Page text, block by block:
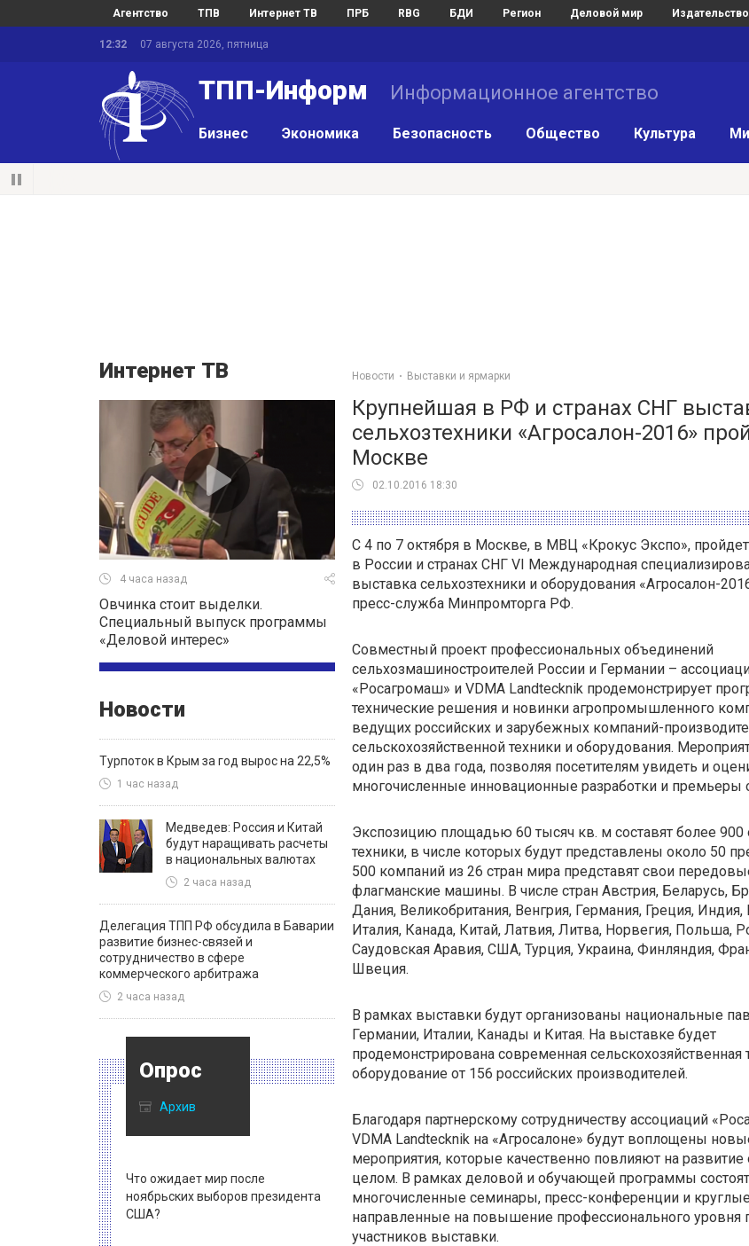
Агентство ТПВ Интернет ТВ ПРБ RBG БДИ Регион Деловой мир Издательство
12:32 07 августа 2026, пятница
ТПП-Информ Информационное агентство
Бизнес Экономика Безопасность Общество Культура
Интернет ТВ
4 часа назад
Овчинка стоит выделки.
Специальный выпуск программы
«Деловой интерес»
Новости
Турпоток в Крым за год вырос на 22,5%
1 час назад
Медведев: Россия и Китай
будут наращивать расчеты
в национальных валютах
2 часа назад
Делегация ТПП РФ обсудила в Баварии
развитие бизнес-связей и
сотрудничество в сфере
коммерческого арбитража
2 часа назад
Опрос
Архив
Что ожидает мир после
ноябрьских выборов президента
США?
Новости Выставки и ярмарки
Крупнейшая в РФ и странах СНГ
сельхозтехники «Агросалон-2016»
Москве
02.10.2016 18:30
С 4 по 7 октября в Москве, в МВЦ «Крокус Экспо»,
в России и странах СНГ VI Международная
выставка сельхозтехники и оборудования «Агросалон-
пресс-служба Минпромторга РФ.
Совместный проект профессиональных объединений
сельхозмашиностроителей России и Германии –
«Росагромаш» и VDMA Landtecknik продемонстрирует
технические решения и новинки агропромышленного
ведущих российских и зарубежных компаний-
сельскохозяйственной техники и оборудования.
один раз в два года, позволяя посетителям увидеть и
многочисленные инновационные разработки и премьеры
Экспозицию площадью 60 тысяч кв. м составят более 900
техники, в числе которых будут представлены около 50
500 компаний из 26 стран мира представят свои
флагманские машины. В числе стран Австрия, Беларусь,
Дания, Великобритания, Венгрия, Германия, Греция, Индия,
Италия, Канада, Китай, Латвия, Литва, Норвегия, Польша,
Саудовская Аравия, США, Турция, Украина, Финляндия,
Швеция.
В рамках выставки будут организованы национальные
Германии, Италии, Канады и Китая. На выставке будет
продемонстрирована современная сельскохозяйственная
оборудование от 156 российских производителей.
Благодаря партнерскому сотрудничеству ассоциаций
VDMA Landtecknik на «Агросалоне» будут воплощены
мероприятия, которые качественно повлияют на развитие
целом. В рамках деловой и обучающей программы
многочисленные семинары, пресс-конференции и
направленные на повышение профессионального уровня
участников выставки.